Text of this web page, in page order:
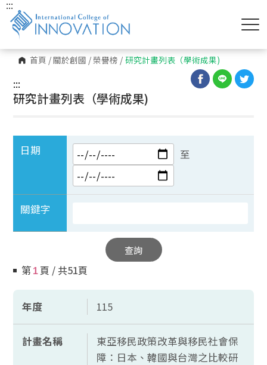
首頁 /關於創國 /榮譽榜 / 研究計畫列表（學術成果)
:::
:::
研究計畫列表（學術成果)
日期 至
關鍵字
查詢
第 1 頁 / 共51頁
年度 115
計畫名稱
東亞移民政策改革與移民社會保
障：日本、韓國與台灣之比較研